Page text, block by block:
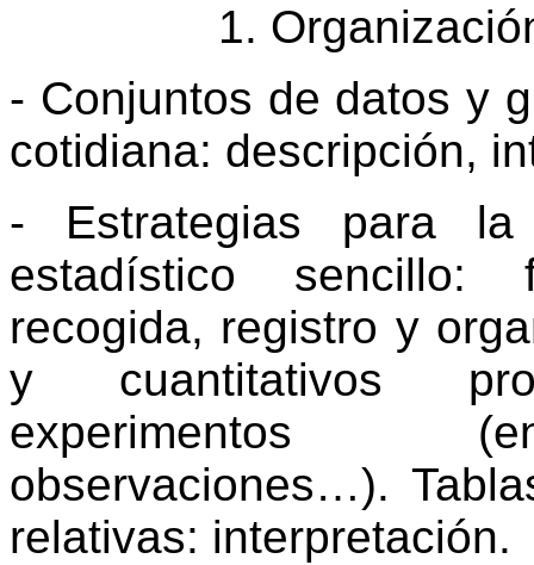
1.
- Conjuntos de datos y
cotidiana: descripción,
- Estrategias para
estadístico sencillo:
recogida, registro y
y cuantitativos
experimentos
observaciones…).
relativas: interpretación.